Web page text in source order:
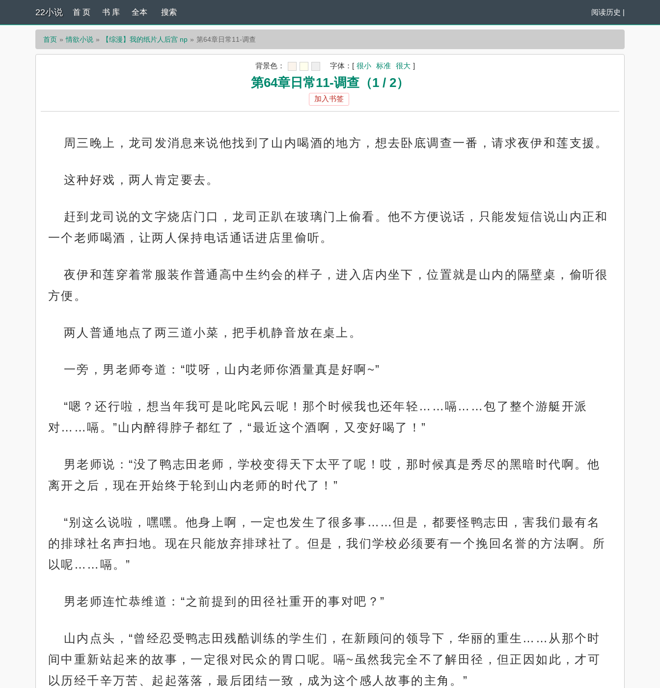
22小说 阅读历史 |
首 页 书 库 全本 搜索
首页 情欲小说 【综漫】我的纸片人后宫 np 第64章日常11-调查
背景色： 字体： [ 很小 标准 很大 ]
第64章日常11-调查（1 / 2）
加入书签
周三晚上，龙司发消息来说他找到了山内喝酒的地方，想去卧底调查一番，请求夜伊和莲支援。
这种好戏，两人肯定要去。
赶到龙司说的文字烧店门口，龙司正趴在玻璃门上偷看。他不方便说话，只能发短信说山内正和
一个老师喝酒，让两人保持电话通话进店里偷听。
夜伊和莲穿着常服装作普通高中生约会的样子，进入店内坐下，位置就是山内的隔壁桌，偷听很
方便。
两人普通地点了两三道小菜，把手机静音放在桌上。
一旁，男老师夸道：“哎呀，山内老师你酒量真是好啊~”
“嗯？还行啦，想当年我可是叱咤风云呢！那个时候我也还年轻……嗝……包了整个游艇开派
对……嗝。”山内醉得脖子都红了，“最近这个酒啊，又变好喝了！”
男老师说：“没了鸭志田老师，学校变得天下太平了呢！哎，那时候真是秀尽的黑暗时代啊。他
离开之后，现在开始终于轮到山内老师的时代了！”
“别这么说啦，嘿嘿。他身上啊，一定也发生了很多事……但是，都要怪鸭志田，害我们最有名
的排球社名声扫地。现在只能放弃排球社了。但是，我们学校必须要有一个挽回名誉的方法啊。所
以呢……嗝。”
男老师连忙恭维道：“之前提到的田径社重开的事对吧？”
山内点头，“曾经忍受鸭志田残酷训练的学生们，在新顾问的领导下，华丽的重生……从那个时
间中重新站起来的故事，一定很对民众的胃口呢。嗝~虽然我完全不了解田径，但正因如此，才可
以历经千辛万苦、起起落落，最后团结一致，成为这个感人故事的主角。”